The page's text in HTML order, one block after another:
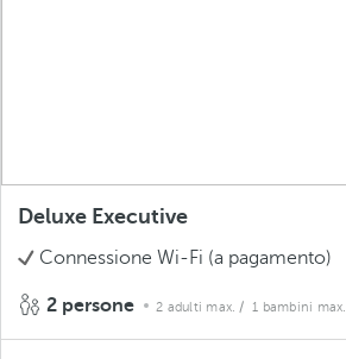
Deluxe Executive
Connessione Wi-Fi (a pagamento)
2 persone 2 adulti max. / 1 bambini max.